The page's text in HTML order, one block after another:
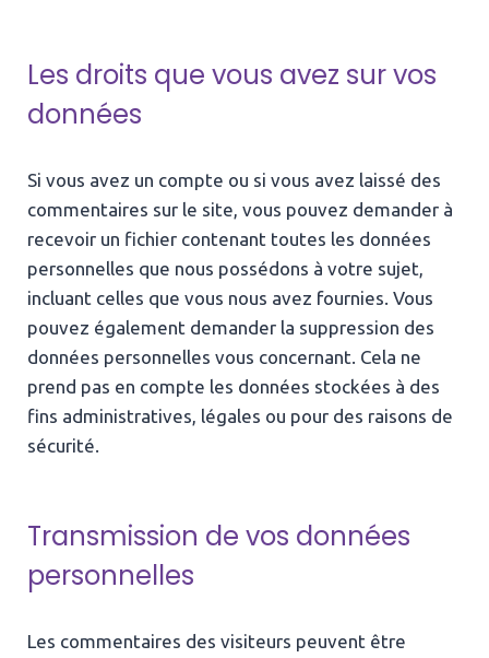
Les droits que vous avez sur vos
données
Si vous avez un compte ou si vous avez laissé des
commentaires sur le site, vous pouvez demander à
recevoir un fichier contenant toutes les données
personnelles que nous possédons à votre sujet,
incluant celles que vous nous avez fournies. Vous
pouvez également demander la suppression des
données personnelles vous concernant. Cela ne
prend pas en compte les données stockées à des
fins administratives, légales ou pour des raisons de
sécurité.
Transmission de vos données
personnelles
Les commentaires des visiteurs peuvent être